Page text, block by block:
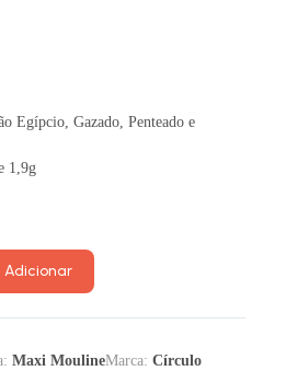
Egípcio, Gazado, Penteado e
1,9g
Adicionar
Maxi MoulineMarca: Círculo